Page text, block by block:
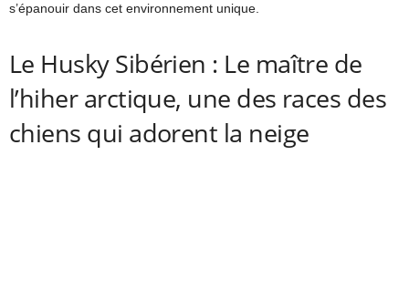
s’épanouir dans cet environnement unique.
Le Husky Sibérien : Le maître de
l’hiher arctique, une des races des
chiens qui adorent la neige